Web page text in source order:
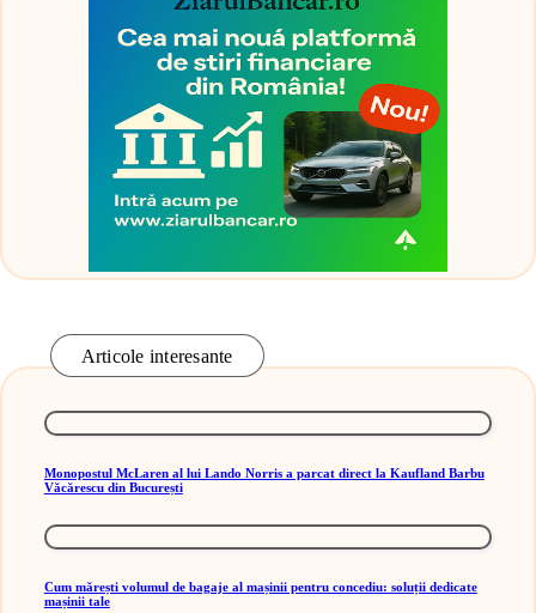
Articole interesante
Monopostul McLaren al lui Lando Norris a parcat direct la Kaufland Barbu
Văcărescu din București
Cum mărești volumul de bagaje al mașinii pentru concediu: soluții dedicate
mașinii tale